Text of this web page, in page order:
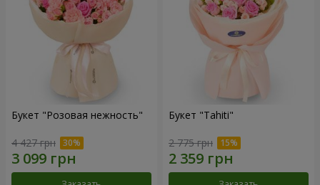
Букет "Розовая нежность"
4 427 грн
Букет "Tahiti"
2 775 грн